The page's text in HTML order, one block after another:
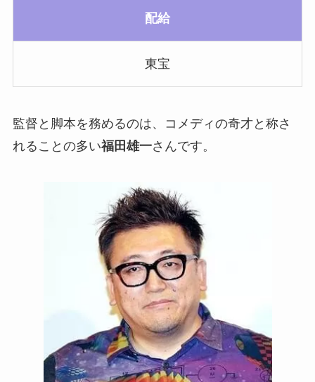
配給
東宝
監督と脚本を務めるのは、コメディの奇才と称さ
れることの多い福田雄一さんです。